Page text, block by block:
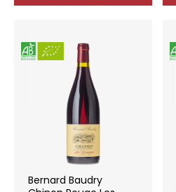
Bernard Baudry